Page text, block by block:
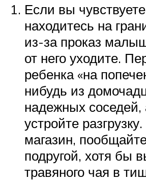
Если вы
находитесь на
из-за проказ
от него уходите.
ребенка «на
нибудь из
надежных соседей,
устройте
магазин,
подругой, хотя бы
травяного чая в